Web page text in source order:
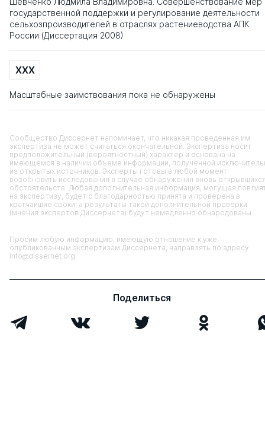
государственной поддержки и регулирование деятельности
сельхозпроизводителей в отраслях растениеводства АПК
России (Диссертация 2008)
XXX
Масштабные заимствования пока не обнаружены
Сообщество Диссернет напоминает, что никакая проведенная им
экспертиза не может считаться окончательной. Экспертиза носит
предположительный (вероятностный) характер и основана на
имеющемся в наличии объеме информации, полученной
из открытых источников. Эксперты готовы в любой момент
возобновить исследования в случае обнаружения вновь
обстоятельств. Любая дополнительная информация, могущая
на экспертизу, будет с благодарностью принята и проверена в
кратчайшие сроки, а результаты такой дополнительной проверки
(мнения экспертов Диссернета) будут немедленно обнародованы.
Просим любую информацию, имеющую отношение к уже
опубликованным экспертизам Диссернета, направлять по адресу
info@dissernet.org
Поделиться